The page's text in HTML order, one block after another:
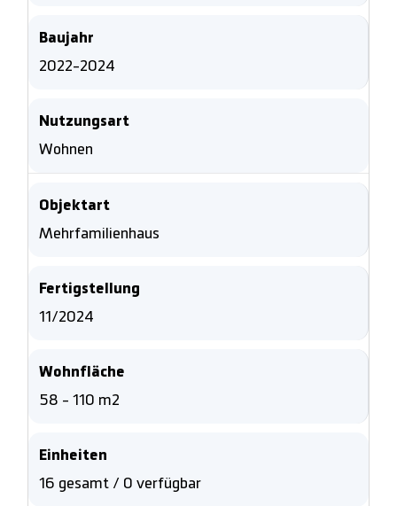
Baujahr
2022-2024
Nutzungsart
Wohnen
Objektart
Mehrfamilienhaus
Fertigstellung
11/2024
Wohnfläche
58 - 110 m2
Einheiten
16 gesamt / 0 verfügbar